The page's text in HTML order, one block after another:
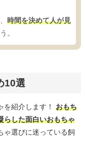
時間を決めて人が見
。
10選
を紹介します！ おもち
らした面白いおもちゃ
ゃ選びに迷っている飼